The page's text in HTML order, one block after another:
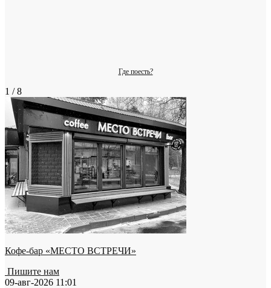
Где поесть?
1 / 8
Кофе-бар «МЕСТО ВСТРЕЧИ»
Пишите нам
09-авг-2026 11:01